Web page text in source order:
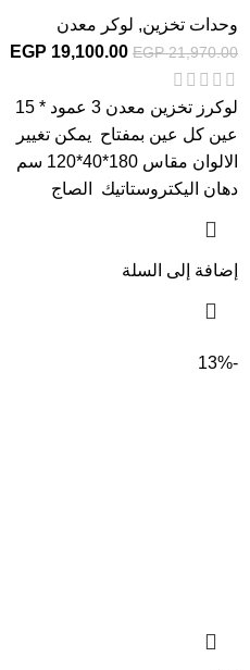
وحدات تخزين, لوكر معدن
EGP21,970.00
EGP 19,100.00
لوكرز تخزين معدن 3 عمود * 15
عين كل عين بمفتاح يمكن تغيير
الالوان مقاس 180*40*120 سم
دهان اليكتروستاتيك الصاج
إضافة إلى السلة
-13%